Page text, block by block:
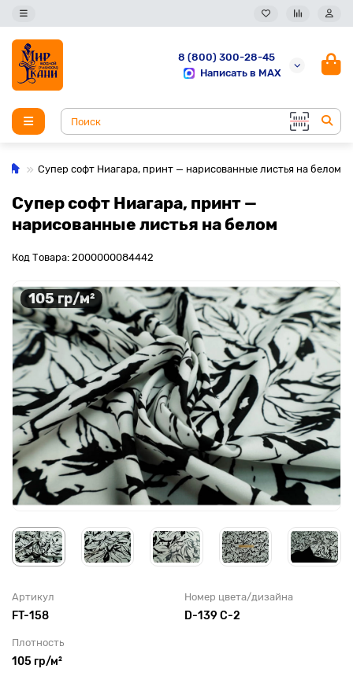
8 (800) 300-28-45
Написать в MAX
Супер софт Ниагара, принт — нарисованные листья на белом
Супер софт Ниагара, принт —
нарисованные листья на белом
Код Товара: 2000000084442
105 гр/м²
Артикул
FT-158
Номер цвета/дизайна
D-139 C-2
Плотность
105 гр/м²